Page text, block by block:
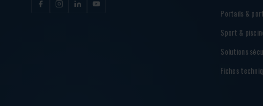
Portails &
Sport &
Solutions
Fiches